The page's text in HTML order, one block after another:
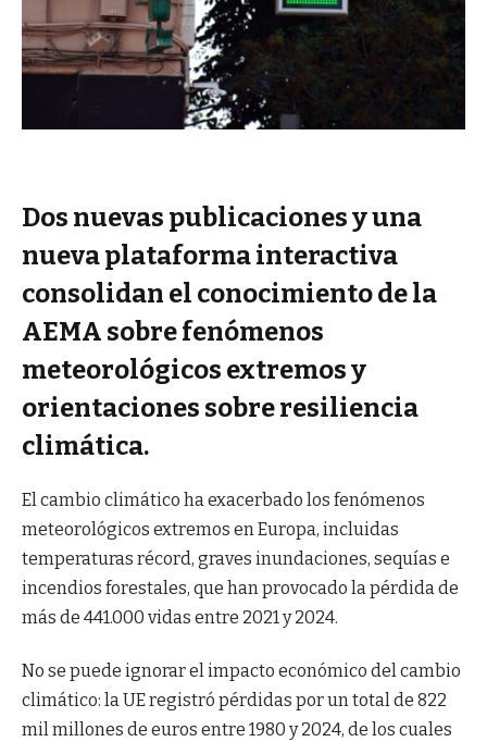
Dos nuevas publicaciones y una
nueva plataforma interactiva
consolidan el conocimiento de la
AEMA sobre fenómenos
meteorológicos extremos y
orientaciones sobre resiliencia
climática.
El cambio climático ha exacerbado los fenómenos
meteorológicos extremos en Europa, incluidas
temperaturas récord, graves inundaciones, sequías e
incendios forestales, que han provocado la pérdida de
más de 441.000 vidas entre 2021 y 2024.
No se puede ignorar el impacto económico del cambio
climático: la UE registró pérdidas por un total de 822
mil millones de euros entre 1980 y 2024, de los cuales